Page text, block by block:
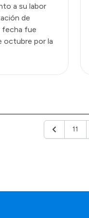
a su labor
de
fecha fue
octubre por la
Anterior
11